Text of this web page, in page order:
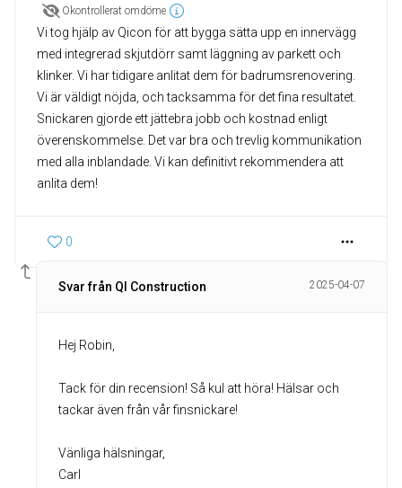
Okontrollerat omdöme
Vi tog hjälp av Qicon för att bygga sätta upp en innervägg
med integrerad skjutdörr samt läggning av parkett och
klinker. Vi har tidigare anlitat dem för badrumsrenovering.
Vi är väldigt nöjda, och tacksamma för det fina resultatet.
Snickaren gjorde ett jättebra jobb och kostnad enligt
överenskommelse. Det var bra och trevlig kommunikation
med alla inblandade. Vi kan definitivt rekommendera att
anlita dem!
0
Svar från QI Construction 2025-04-07
Hej Robin,
Tack för din recension! Så kul att höra! Hälsar och
tackar även från vår finsnickare!
Vänliga hälsningar,
Carl